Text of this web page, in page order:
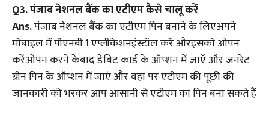
Q3. पंजाब नेशनल बैंक का एटीएम कैसे चालू करें
Ans.पंजाब नेशनल बैंक का एटीएम पिन बनाने के लिएअपने
मोबाइल में पीएनबी 1 एप्लीकेशनइंस्टॉल करें औरइसको ओपन
करेंओपन करने केबाद डेबिट कार्ड के ऑप्शन में जाएँ और जनरेट
ग्रीन पिन के ऑप्शन में जाएं और वहां पर एटीएम की पूछी की
जानकारी को भरकर आप आसानी से एटीएम का पिन बना सकते हैं